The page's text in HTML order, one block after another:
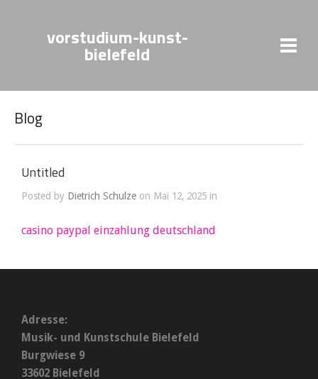
vorstudium-kunst-
bielefeld
Blog
Untitled
Posted by Dietrich Schulze on Mai 12, 2025 in
casino paypal einzahlung deutschland
Adresse:
Musik- und Kunstschule Bielefeld
Burgwiese 9
33602 Bielefeld